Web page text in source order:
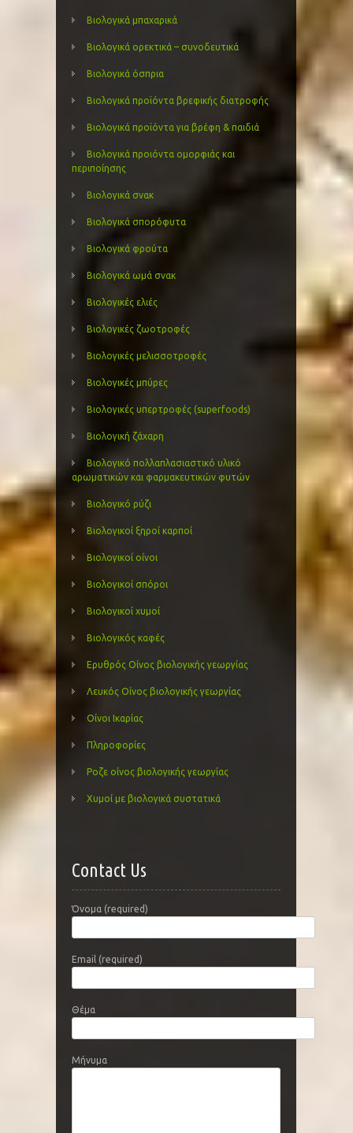
Βιολογικά μπαχαρικά
Βιολογικά ορεκτικά – συνοδευτικά
Βιολογικά όσπρια
Βιολογικά προϊόντα βρεφικής διατροφής
Βιολογικά προϊόντα για βρέφη & παιδιά
Βιολογικά προιόντα ομορφιάς και
περιποίησης
Βιολογικά σνακ
Βιολογικά σπορόφυτα
Βιολογικά φρούτα
Βιολογικά ωμά σνακ
Βιολογικές ελιές
Βιολογικές ζωοτροφές
Βιολογικές μελισσοτροφές
Βιολογικές μπύρες
Βιολογικές υπερτροφές (superfoods)
Βιολογική ζάχαρη
Βιολογικό πολλαπλασιαστικό υλικό
αρωματικών και φαρμακευτικών φυτών
Βιολογικό ρύζι
Βιολογικοί ξηροί καρποί
Βιολογικοί οίνοι
Βιολογικοί σπόροι
Βιολογικοί χυμοί
Βιολογικός καφές
Ερυθρός Οίνος βιολογικής γεωργίας
Λευκός Οίνος βιολογικής γεωργίας
Οίνοι Ικαρίας
Πληροφορίες
Ροζε οίνος βιολογικής γεωργίας
Χυμοί με βιολογικά συστατικά
Contact Us
Όνομα (required)
Email (required)
Θέμα
Μήνυμα